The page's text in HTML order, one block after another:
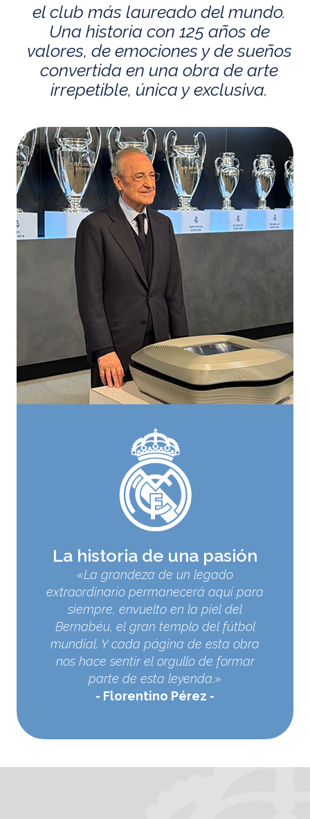
el club más laureado del mundo.
Una historia con 125 años de
valores, de emociones y de sueños
convertida en una obra de arte
irrepetible, única y exclusiva.
La historia de una pasión
«La grandeza de un legado
extraordinario permanecerá aquí para
siempre, envuelto en la piel del
Bernabéu, el gran templo del fútbol
mundial. Y cada página de esta obra
nos hace sentir el orgullo de formar
parte de esta leyenda.»
Florentino Pérez